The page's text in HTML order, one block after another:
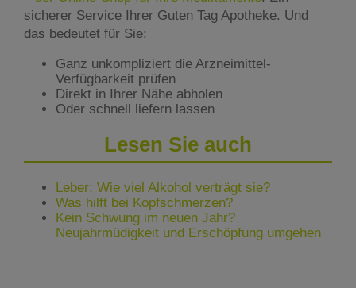
sicherer Service Ihrer Guten Tag Apotheke. Und
das bedeutet für Sie:
Ganz unkompliziert die Arzneimittel-
Verfügbarkeit prüfen
Direkt in Ihrer Nähe abholen
Oder schnell liefern lassen
Lesen Sie auch
Leber: Wie viel Alkohol verträgt sie?
Was hilft bei Kopfschmerzen?
Kein Schwung im neuen Jahr?
Neujahrmüdigkeit und Erschöpfung umgehen